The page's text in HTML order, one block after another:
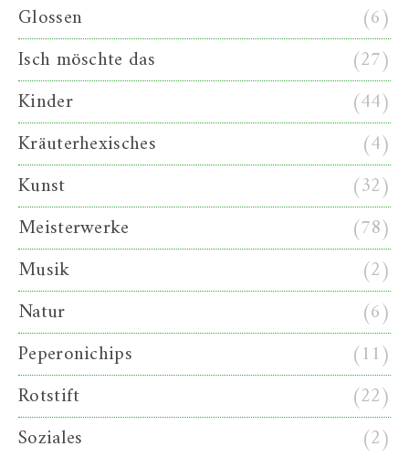
Glossen
(6)
Isch möschte das
(27)
Kinder
(44)
Kräuterhexisches
(4)
Kunst
(32)
Meisterwerke
(78)
Musik
(2)
Natur
(6)
Peperonichips
(11)
Rotstift
(22)
Soziales
(2)